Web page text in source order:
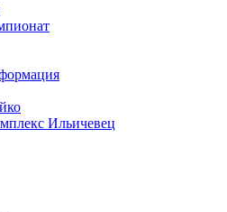
Ильичевец